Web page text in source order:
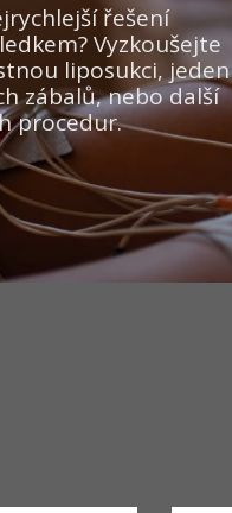
řešení
Vyzkoušejte
liposukci, jeden
zábalů, nebo další
procedur.